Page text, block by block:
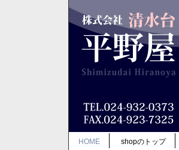
HOME shopのトップ